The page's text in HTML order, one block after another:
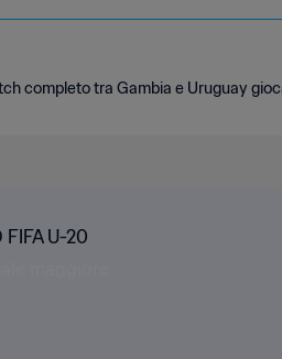
completo tra Gambia e Uruguay
FIFA U-20